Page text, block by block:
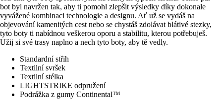
bot byl navržen tak, aby ti pomohl zlepšit výsledky díky dokonale
vyvážené kombinaci technologie a designu. Ať už se vydáš na
objevování kamenitých cest nebo se chystáš zdolávat blátivé stezky,
tyto boty ti nabídnou veškerou oporu a stabilitu, kterou potřebuješ.
Užij si své trasy naplno a nech tyto boty, aby tě vedly.
Standardní střih
Textilní svršek
Textilní stélka
LIGHTSTRIKE odpružení
Podrážka z gumy Continental™